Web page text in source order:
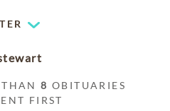
THAN8 OBITUARIES
FIRST